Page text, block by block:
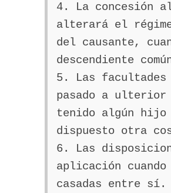
4. La concesión
alterará el
del causante,
descendiente
5. Las facultades
pasado a ulterior
tenido algún hijo
dispuesto otra
6. Las
aplicación cuando
casadas entre sí.